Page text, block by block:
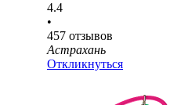
4.4
•
457 отзывов
Астрахань
Откликнуться